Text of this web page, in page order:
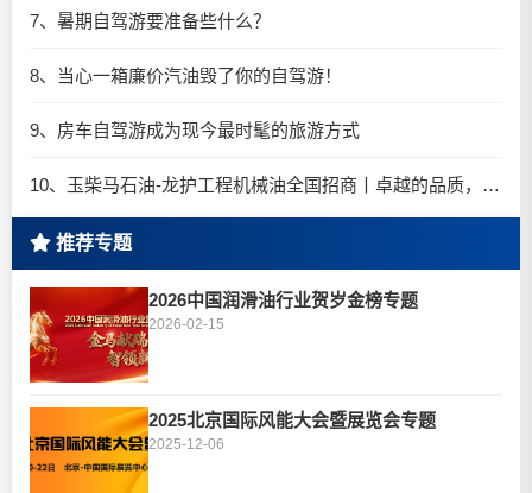
7、暑期自驾游要准备些什么？
8、当心一箱廉价汽油毁了你的自驾游！
9、房车自驾游成为现今最时髦的旅游方式
10、玉柴马石油-龙护工程机械油全国招商丨卓越的品质，专业的品牌！
推荐专题
2026中国润滑油行业贺岁金榜专题
2026-02-15
2025北京国际风能大会暨展览会专题
2025-12-06